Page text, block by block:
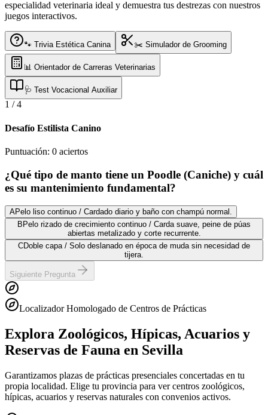
especialidad veterinaria ideal y demuestra tus destrezas con nuestros
juegos interactivos.
🐾 Trivia Estética Canina ✂️ Simulador de Grooming
📊 Orientador de Carreras Veterinarias
🩺 Test Vocacional Auxiliar
1 /4
Desafío Estilista Canino
Puntuación: 0 aciertos
¿Qué tipo de manto tiene un Poodle (Caniche) y cuál
es su mantenimiento fundamental?
APelo liso continuo / Cardado diario y baño con champú normal.
B Pelo rizado de crecimiento continuo / Carda suave, peine de púas
abiertas metalizado y corte recurrente.
CDoble capa / Solo deslanado en época de muda sin necesidad de
tijera.
Siguiente Pregunta
Localizador Homologado de Centros de Prácticas
Explora Zoológicos, Hípicas, Acuarios y
Reservas de Fauna en Sevilla
Garantizamos plazas de prácticas presenciales concertadas en tu
propia localidad. Elige tu provincia para ver centros zoológicos,
hípicas, acuarios y reservas naturales con convenios activos.